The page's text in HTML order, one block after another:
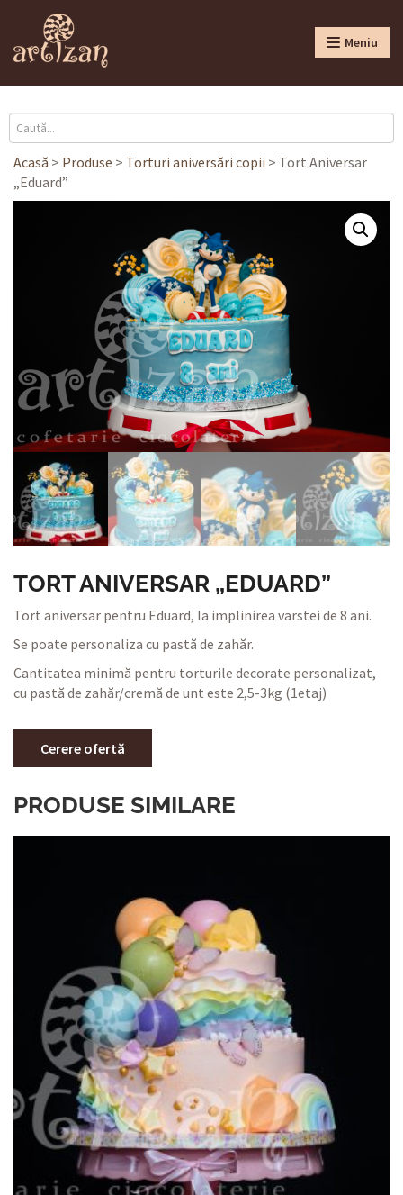
Meniu
Acasă > Produse > Torturi aniversări copii > Tort Aniversar
„Eduard”
TORT ANIVERSAR „EDUARD”
Tort aniversar pentru Eduard, la implinirea varstei de 8 ani.
Se poate personaliza cu pastă de zahăr.
Cantitatea minimă pentru torturile decorate personalizat,
cu pastă de zahăr/cremă de unt este 2,5-3kg (1etaj)
Cerere ofertă
PRODUSE SIMILARE